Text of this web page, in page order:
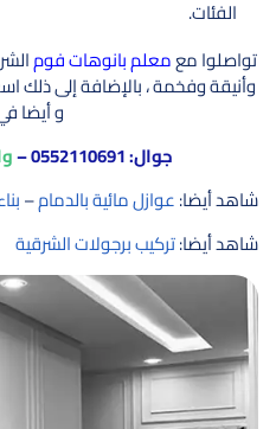
الفئات.
تواصلوا معمعلم بانوهات فوم
وأنيقة وفخمة ، بالإضافة إلى ذلك
و أيضا
جوال:0552110691
–
شاهد أيضا:عوازل مائية بالدمام–
شاهد أيضا:تركيب برجولات الشرقية